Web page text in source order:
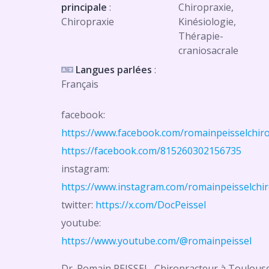
principale :
Chiropraxie
Chiropraxie,
Kinésiologie,
Thérapie-
craniosacrale
Langues parlées :
Français
facebook:
https://www.facebook.com/
https://facebook.com/815260302156735
instagram:
https://www.instagram.com/
twitter: https://x.com/DocPeissel
youtube:
https://www.youtube.com/@romainpeissel